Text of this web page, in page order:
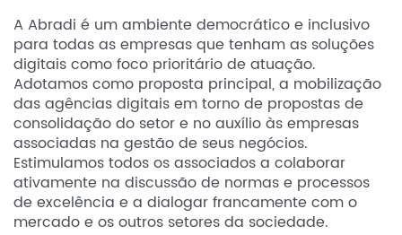
A Abradi é um ambiente democrático e inclusivo
para todas as empresas que tenham as soluções
digitais como foco prioritário de atuação.
Adotamos como proposta principal, a mobilização
das agências digitais em torno de propostas de
consolidação do setor e no auxílio às empresas
associadas na gestão de seus negócios.
Estimulamos todos os associados a colaborar
ativamente na discussão de normas e processos
de excelência e a dialogar francamente com o
mercado e os outros setores da sociedade.